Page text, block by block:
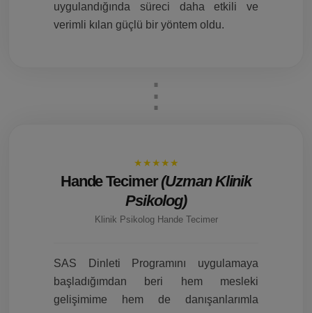
uygulandığında süreci daha etkili ve
verimli kılan güçlü bir yöntem oldu.
★★★★★
Hande Tecimer(Uzman Klinik
Psikolog)
Klinik Psikolog Hande Tecimer
SAS Dinleti Programını uygulamaya
başladığımdan beri hem mesleki
gelişimime hem de danışanlarımla